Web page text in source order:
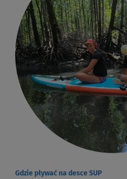
Gdzie pływać na desce SUP